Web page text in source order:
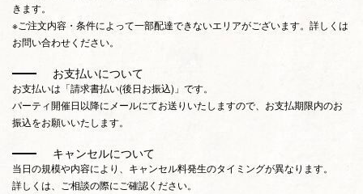
きます。
※ご注文内容・条件によって一部配達できないエリアがございます。詳しくは
お問い合わせください。
お支払いについて
お支払いは「請求書払い(後日お振込)」です。
パーティ開催日以降にメールにてお送りいたしますので、お支払期限内のお
振込をお願いいたします。
キャンセルについて
当日の規模や内容により、キャンセル料発生のタイミングが異なります。
詳しくは、ご相談の際にご確認ください。